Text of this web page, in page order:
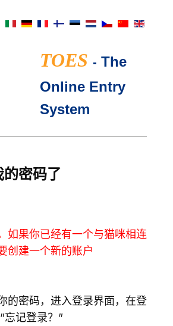
TOES - The
Online Entry
System
密码了
如果你已经有一个与猫咪相连
创建一个新的账户
的密码，进入登录界面，在登
忘记登录？"